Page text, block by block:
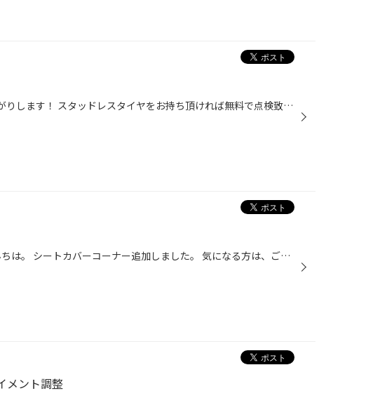
7/1より冬タイヤ値上がりします！ スタッドレスタイヤをお持ち頂ければ無料で点検致しますので お気軽にご来店ください！
みなさんおはこんばんちは。 シートカバーコーナー追加しました。 気になる方は、ご来店なさってぜひ見てってね！！
メント調整